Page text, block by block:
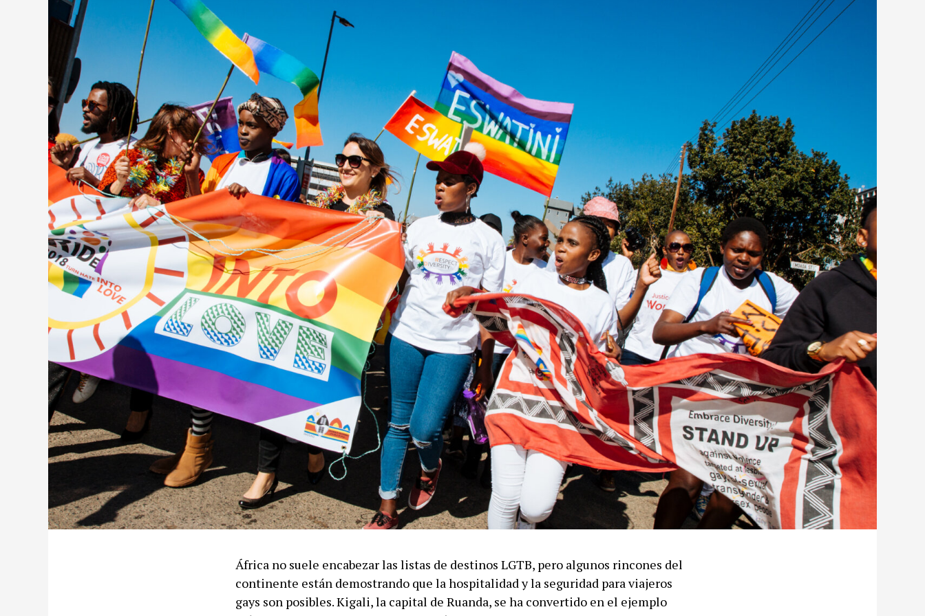
África no suele encabezar las listas de destinos LGTB, pero algunos rincones del
continente están demostrando que la hospitalidad y la seguridad para viajeros
gays son posibles. Kigali, la capital de Ruanda, se ha convertido en el ejemplo